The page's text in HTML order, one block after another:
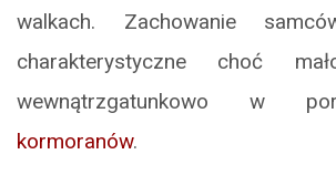
walkach. Zachowanie
charakterystyczne choć
wewnątrzgatunkowo w
kormoranów.